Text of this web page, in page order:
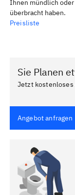
Ihnen mündlich
überbracht haben.
Preisliste
Sie Planen
Jetzt kostenloses
Angebot anfragen